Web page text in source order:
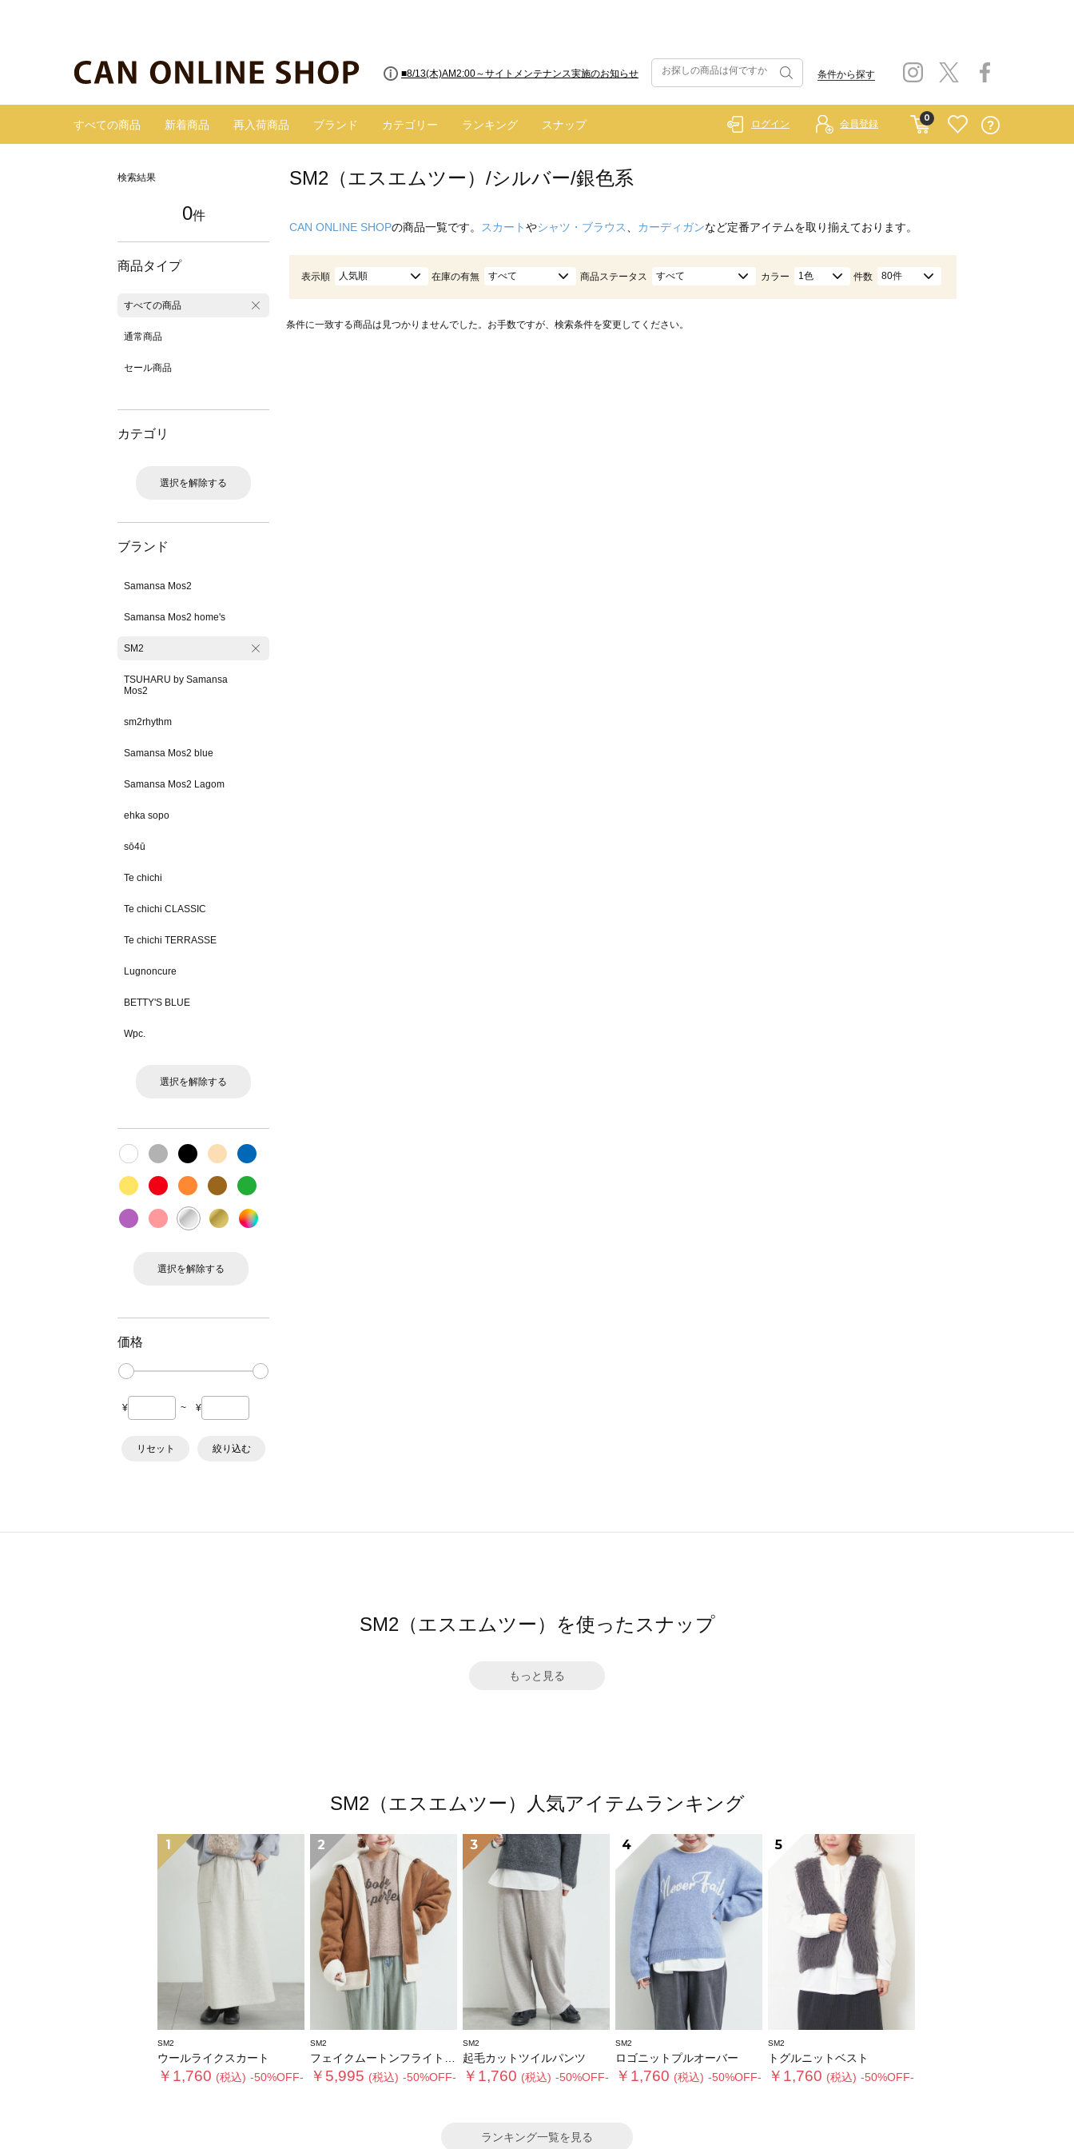
■8/13(木)AM2:00～サイトメンテナンス実施のお知らせ 条件から探す
すべての商品 新着商品 再入荷商品 ブランド カテゴリー ランキング スナップ
0
ログイン 会員登録
検索結果
0件
商品タイプ
すべての商品
通常商品
セール商品
カテゴリ
選択を解除する
ブランド
Samansa Mos2
Samansa Mos2 home's
SM2
TSUHARU by Samansa
Mos2
sm2rhythm
Samansa Mos2 blue
Samansa Mos2 Lagom
ehka sopo
sō4ū
Te chichi
Te chichi CLASSIC
Te chichi TERRASSE
Lugnoncure
BETTY'S BLUE
Wpc.
選択を解除する
選択を解除する
価格
¥ ~ ¥
リセット 絞り込む
SM2（エスエムツー）/シルバー/銀色系
CAN ONLINE SHOPの商品一覧です。 スカートやシャツ・ブラウス カーディガンなど定番アイテムを取り揃えております。
表示順 人気順 在庫の有無 すべて 商品ステータス すべて カラー 1色 件数 80件
条件に一致する商品は見つかりませんでした。お手数ですが、検索条件を変更してください。
SM2（エスエムツー）を使ったスナップ
もっと見る
SM2（エスエムツー）人気アイテムランキング
1
SM2
ウールライクスカート
￥1,760 (税込) -50%OFF-
2
SM2
フェイクムートンフライトジャケット
￥5,995 (税込) -50%OFF-
3
SM2
起毛カットツイルパンツ
￥1,760 (税込) -50%OFF-
4
SM2
ロゴニットプルオーバー
￥1,760 (税込) -50%OFF-
5
SM2
トグルニットベスト
￥1,760 (税込) -50%OFF-
ランキング一覧を見る